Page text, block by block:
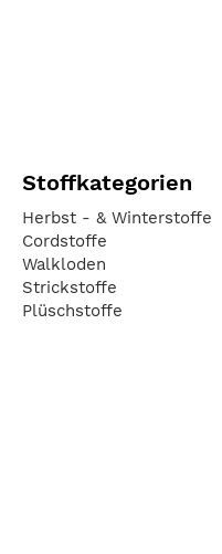
Stoffkategorien
Herbst - & Winterstoffe
Cordstoffe
Walkloden
Strickstoffe
Plüschstoffe